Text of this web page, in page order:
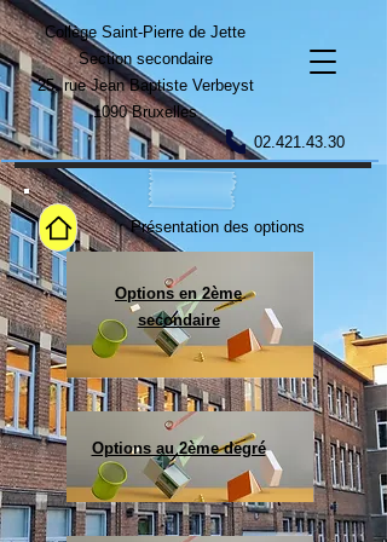
Collège Saint-Pierre de Jette
Section secondaire
25, rue Jean Baptiste Verbeyst
1090 Bruxelles
02.421.43.30
Présentation des options
Options en 2ème
secondaire
Options au 2ème degré